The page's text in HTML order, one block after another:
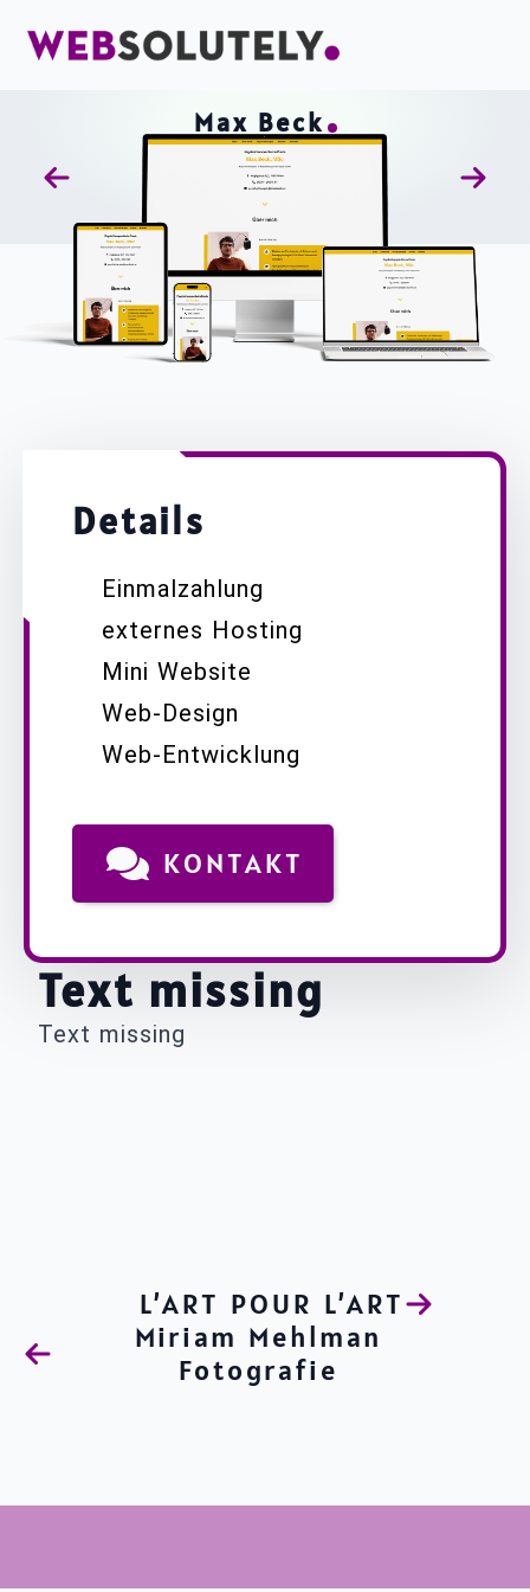
Max Beck
Text missing
Text missing
Details
Einmalzahlung
externes Hosting
Mini Website
Web-Design
Web-Entwicklung
KONTAKT
L’ART POUR L’ART
Miriam Mehlman
Fotografie